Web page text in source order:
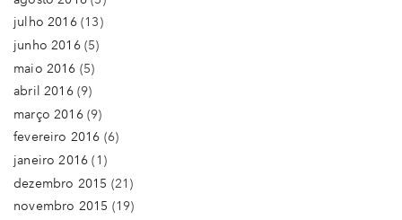
julho 2016(13)
junho 2016(5)
maio 2016 (5)
abril 2016(9)
março 2016(9)
fevereiro 2016 (6)
janeiro 2016 (1)
dezembro 2015 (21)
novembro 2015 (19)